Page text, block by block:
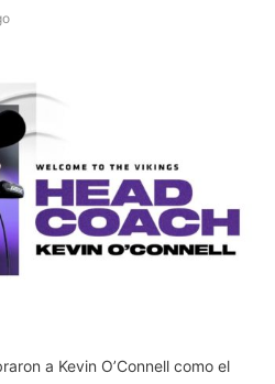
a Kevin O’Connell como el